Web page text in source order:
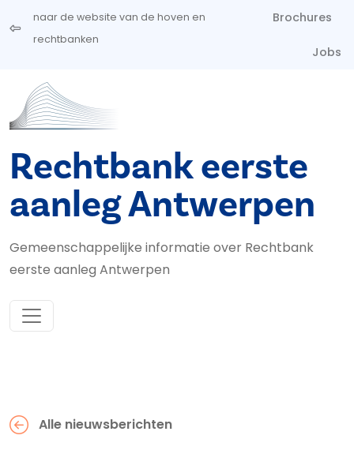
Overslaan en naar de inhoud gaan
naar de website van de hoven en
rechtbanken
Brochures
Jobs
Rechtbank eerste
aanleg Antwerpen
Gemeenschappelijke informatie over Rechtbank
eerste aanleg Antwerpen
Alle nieuwsberichten